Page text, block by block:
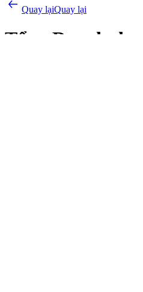
Quay lạiQuay lại
Tổng Doanh thu